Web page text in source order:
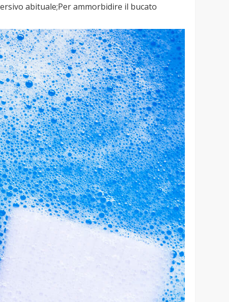
abituale;Per ammorbidire il bucato